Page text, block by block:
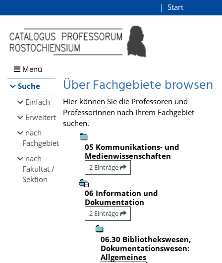
Browsen
direkt zum Inhalt
Start
Menü
Suche
Einfach
Erweitert
nach
Fachgebiet
nach
Fakultät /
Sektion
Über Fachgebiete browsen
Hier können Sie die Professoren und
Professorinnen nach Ihrem Fachgebiet
suchen.
05 Kommunikations- und
Medienwissenschaften
2 Einträge
06 Information und
Dokumentation
2 Einträge
06.30 Bibliothekswesen,
Dokumentationswesen:
Allgemeines